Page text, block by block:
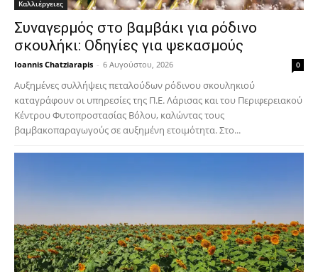
Καλλιέργειες
Συναγερμός στο βαμβάκι για ρόδινο
σκουλήκι: Οδηγίες για ψεκασμούς
Ioannis Chatziarapis - 6 Αυγούστου, 2026 0
Αυξημένες συλλήψεις πεταλούδων ρόδινου σκουληκιού
καταγράφουν οι υπηρεσίες της Π.Ε. Λάρισας και του Περιφερειακού
Κέντρου Φυτοπροστασίας Βόλου, καλώντας τους
βαμβακοπαραγωγούς σε αυξημένη ετοιμότητα. Στο...